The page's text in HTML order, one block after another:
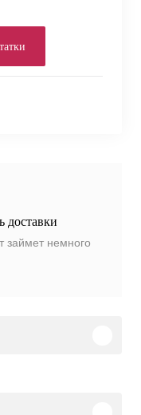
доставки
займет немного